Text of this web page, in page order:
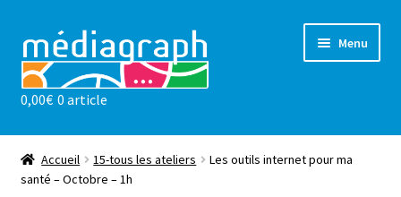
à
la
navigation
au
contenu
Menu
Les ateliers
sensibilisations
0,00€ 0 article
Accueil 15-tous les ateliers
Les outils internet pour ma
santé – Octobre – 1h